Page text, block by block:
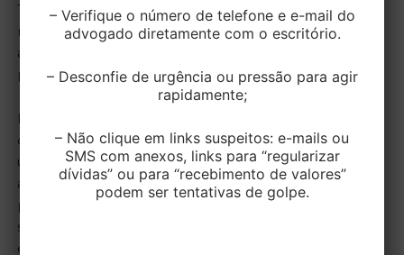
Tribunal de Justiça do Rio Grande do Sul (TJRS)
manteve essa decisão, entendendo que, por o imóvel
ainda constar em nome do falecido, não se aplicaria a
proteção legal do bem de família.
No STJ, o relator, ministro Antonio Carlos Ferreira,
destacou que a impenhorabilidade do único imóvel
utilizado como residência da família tem amparo nos
artigos 1º, 3º e 5º da Lei 8.009/1990, que conferem
proteção de ordem pública ao bem de família,
somente afastável nas hipóteses excepcionais
expressamente previstas na legislação.
– Verifique o número de telefone e e-mail do
advogado diretamente com o escritório.
– Desconfie de urgência ou pressão para agir
rapidamente;
– Não clique em links suspeitos: e-mails ou
SMS com anexos, links para “regularizar
dívidas” ou para “recebimento de valores”
podem ser tentativas de golpe.